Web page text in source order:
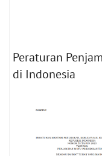
Peraturan
di Indonesia